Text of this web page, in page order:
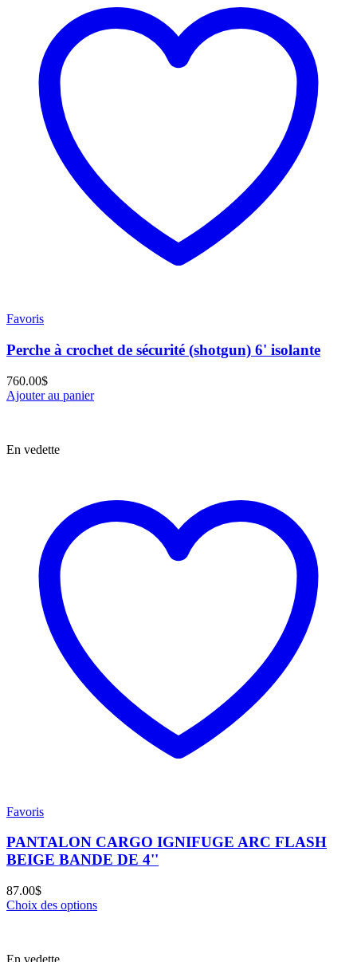
Favoris
Perche à crochet de sécurité (shotgun) 6' isolante
760.00$
Ajouter au panier
En vedette
Favoris
PANTALON CARGO IGNIFUGE ARC FLASH
BEIGE BANDE DE 4''
87.00$
Choix des options
En vedette